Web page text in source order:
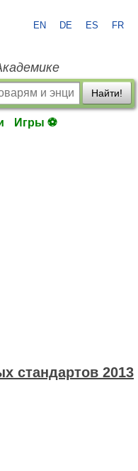
EN DE ES FR
Найти!
Игры ⚽
стандартов 2013